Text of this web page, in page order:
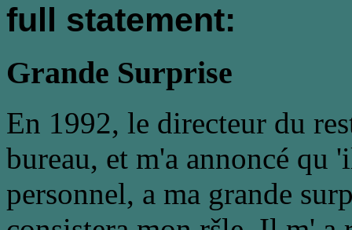
full statement:
Grande Surprise
En 1992, le directeur du
bureau, et m'a annoncé qu
personnel, a ma grande